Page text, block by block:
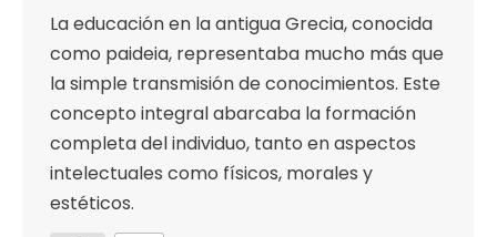
La educación en la antigua Grecia, conocida
como paideia, representaba mucho más que
la simple transmisión de conocimientos. Este
concepto integral abarcaba la formación
completa del individuo, tanto en aspectos
intelectuales como físicos, morales y
estéticos.